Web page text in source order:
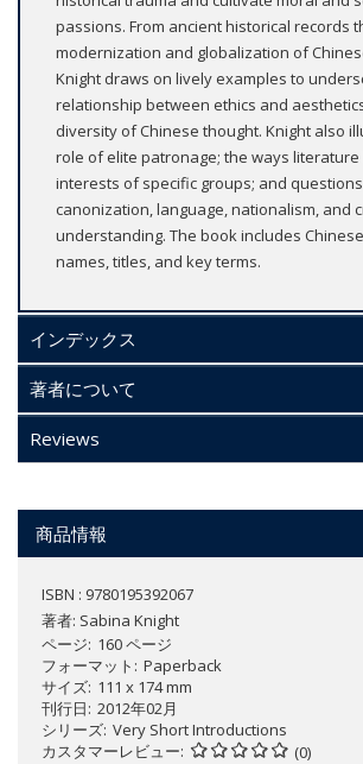
passions. From ancient historical records
modernization and globalization of
Knight draws on lively examples to
relationship between ethics and
diversity of Chinese thought. Knight also
role of elite patronage; the ways
interests of specific groups; and
canonization, language, nationalism, and
understanding. The book includes
names, titles, and key terms.
インデックス
著者について
Reviews
商品情報
ISBN : 9780195392067
著者: Sabina Knight
ページ 160 ページ
フォーマット
Paperback
サイズ 111 x 174 mm
刊行日 2012年02月
シリーズ Very Short Introductions
カスタマーレビュー
(0)